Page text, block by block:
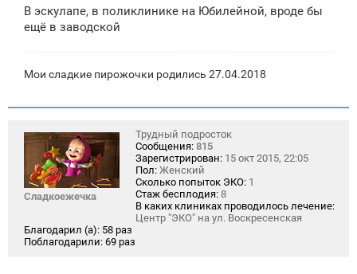
В эскулапе, в поликлинике на Юбилейной, вроде бы
ещё в заводской
Мои сладкие пирожочки родились 27.04.2018
Сладкоежечка
Трудный подросток
Сообщения: 815
Зарегистрирован: 15 окт 2015, 22:05
Пол: Женский
Сколько попыток ЭКО: 1
Стаж бесплодия: 8
В каких клиниках проводилось лечение:
Центр "ЭКО" на ул. Воскресенская
Благодарил (а): 58 раз
Поблагодарили: 69 раз